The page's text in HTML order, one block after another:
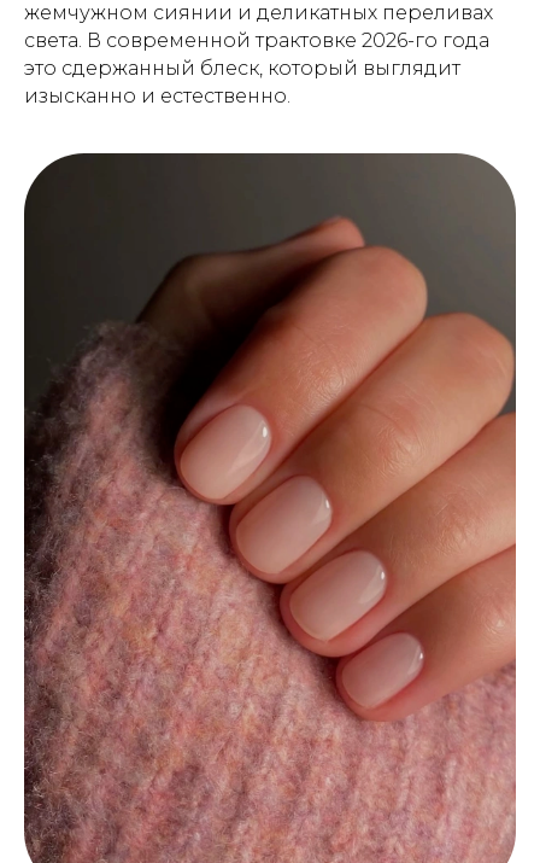
жемчужном сиянии и деликатных переливах
света. В современной трактовке 2026-го года
это сдержанный блеск, который выглядит
изысканно и естественно.